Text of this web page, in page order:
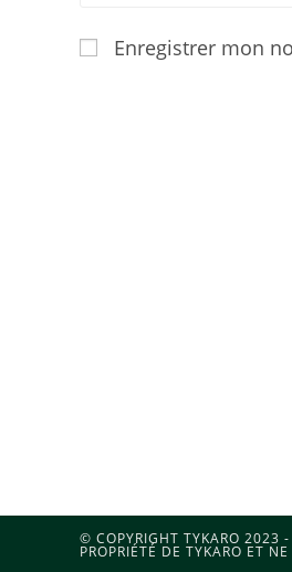
Enregistrer mon
© COPYRIGHT TYKARO 2023
PROPRIÉTÉ DE TYKARO ET